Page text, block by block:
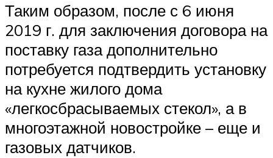
Таким образом, после с 6 июня
2019 г. для заключения договора на
поставку газа дополнительно
потребуется подтвердить установку
на кухне жилого дома
«легкосбрасываемых стекол», а в
многоэтажной новостройке – еще и
газовых датчиков.